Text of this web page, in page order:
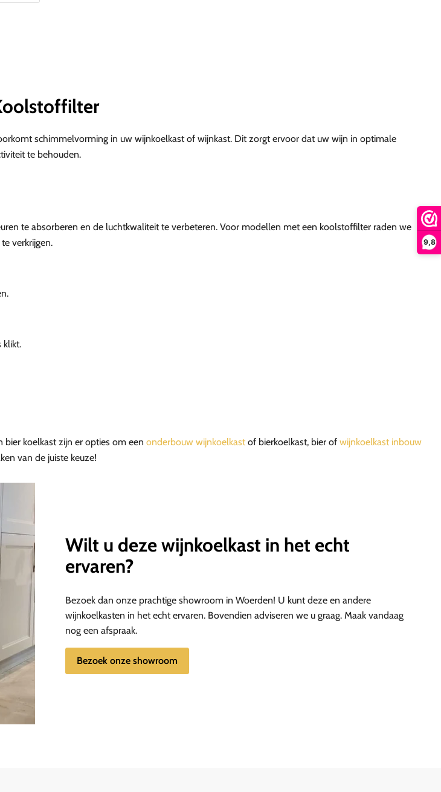
9,8
schimmelvorming in uw wijnkoelkast of wijnkast. Dit zorgt ervoor dat uw wijn in optimale
te behouden.
te absorberen en de luchtkwaliteit te verbeteren. Voor modellen met een koolstoffilter raden we
verkrijgen.
klikt.
bier koelkast zijn er opties om een onderbouw wijnkoelkast of bierkoelkast, bier of wijnkoelkast inbouw
van de juiste keuze!
Wilt u deze wijnkoelkast in het echt
ervaren?
Bezoek dan onze prachtige showroom in Woerden! U kunt deze en andere
wijnkoelkasten in het echt ervaren. Bovendien adviseren we u graag. Maak vandaag
nog een afspraak.
Bezoek onze showroom